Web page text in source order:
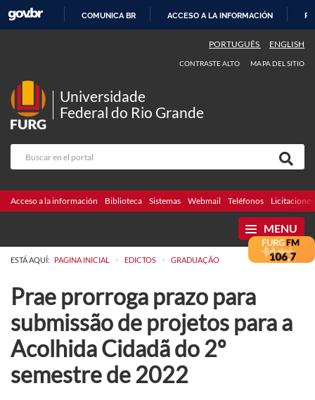
CONTENIDO
COMUNICA BR ACCESO A LA INFORMACIÓN
PORTUGUÊS ENGLISH
CONTRASTE ALTO MAPA DEL SITIO
Universidade
Federal do Rio Grande
Acceso a la información Biblioteca Sistemas Webmail Teléfonos Licitaciones
MENU
ESTÁ AQUÍ: PAGINA INICIAL > EDICTOS > GRADUAÇÃO
Prae prorroga prazo para
submissão de projetos para a
Acolhida Cidadã do 2º
semestre de 2022